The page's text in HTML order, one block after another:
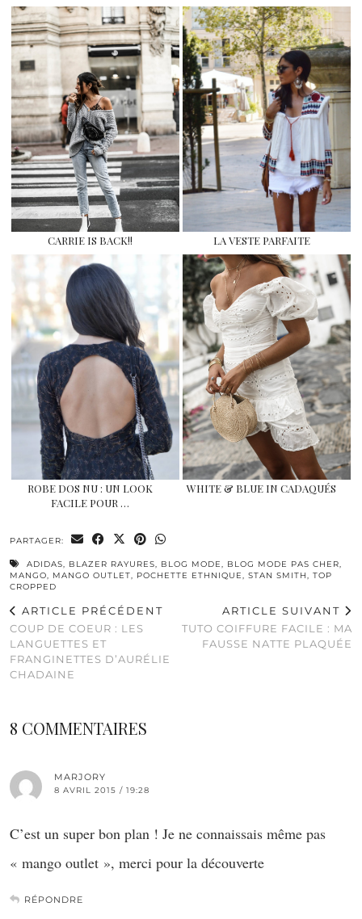
CARRIE IS BACK!! LA VESTE PARFAITE
ROBE DOS NU : UN LOOK
FACILE POUR …
WHITE & BLUE IN CADAQUÉS
PARTAGER:
ADIDAS, BLAZER RAYURES, BLOG MODE, BLOG MODE PAS CHER,
MANGO, MANGO OUTLET, POCHETTE ETHNIQUE, STAN SMITH, TOP
CROPPED
ARTICLE PRÉCÉDENT
COUP DE COEUR : LES
LANGUETTES ET
FRANGINETTES D’AURÉLIE
CHADAINE
ARTICLE SUIVANT
TUTO COIFFURE FACILE : MA
FAUSSE NATTE PLAQUÉE
8 COMMENTAIRES
MARJORY
8 AVRIL 2015 / 19:28
C’est un super bon plan ! Je ne connaissais même pas
« mango outlet », merci pour la découverte
RÉPONDRE